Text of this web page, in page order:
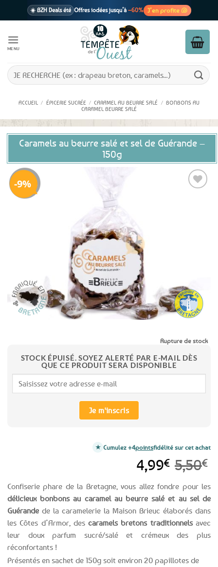
☀️ BZH Deals été Offres iodées jusqu’à –60% J’en profite 🐚
1 cadeau offertdès 39€ d’achats
En point relais dès 3,95€ seulement
MENU
Recherche
pour :
ACCUEIL / ÉPICERIE SUCRÉE / CARAMEL AU BEURRE SALÉ / BONBONS AU
CARAMEL BEURRE SALÉ
Caramels au beurre salé et sel de Guérande –
150g
9%
Confiserie phare de la Bretagne, vous allez fondre pour les
délicieux bonbons au caramel au beurre salé et au sel de
Guérande de la caramelerie la Maison Brieuc élaborés dans
les Côtes d’Armor, descaramels bretons traditionnelsavec
leur doux parfum sucré/salé et crémeux des plus
réconfortants !
Présentés en sachet de 150g soit environ 20 papillotes de
5,50€
Le
initial
était :
5,50€.
4,99€Le
actuel
est :
4,99€.
Rupture de stock
STOCK ÉPUISÉ. SOYEZ ALERTÉ PAR E-MAIL DÈS
QUE CE PRODUIT SERA DISPONIBLE
Je m'inscris
Cumulez +4pointsfidélité sur cet achat